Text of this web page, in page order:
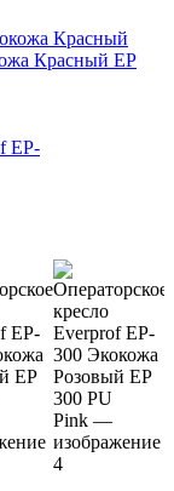
Красный EP